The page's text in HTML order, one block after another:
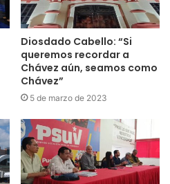
Diosdado Cabello: “Si
queremos recordar a
Chávez aún, seamos como
Chávez”
5 de marzo de 2023